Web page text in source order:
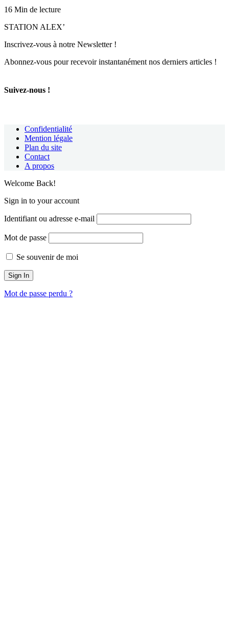
16 Min de lecture
STATION ALEX’
Inscrivez-vous à notre Newsletter !
Abonnez-vous pour recevoir instantanément nos derniers articles !
Suivez-nous !
Confidentialité
Mention légale
Plan du site
Contact
A propos
Welcome Back!
Sign in to your account
Identifiant ou adresse e-mail
Mot de passe
Se souvenir de moi
Mot de passe perdu ?